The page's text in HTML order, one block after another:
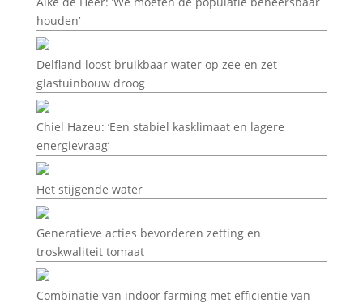
houden’
Delfland loost bruikbaar water op zee en zet
glastuinbouw droog
Chiel Hazeu: ‘Een stabiel kasklimaat en lagere
energievraag’
Het stijgende water
Generatieve acties bevorderen zetting en
troskwaliteit tomaat
Combinatie van indoor farming met efficiëntie van